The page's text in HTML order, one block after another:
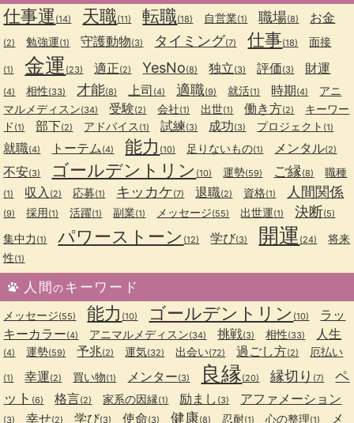
仕事運 (14) 天職(11) 転職(18) 自営業(1) 職場(8) お金
(2) 勉強運(1) 守護動物(3) タイミング(7) 仕事(18) 面接
(1) 金運 (23) 適正(2) YesNo(8) 独立(3) 評価(3) 財運
(4) 相性(33) 才能(8) 上司 (4) 適職(9) 就活(1) 時期(4)
アニ
マルメディスン(34) 受験(2) 会社(1) 出世(1) 働き方(2)
キーワー
ド (1) 部下(2) アドバイス (1) 試練(3) 成功(3) プロジェクト (1)
就職(4) トーテム (4) 能力 (10) 足りないもの(1) メンタル(2)
不安(3) ゴールデントリン (10) 運勢(59) ご縁(8) 職種
(1) 収入 (2) 応募(1) キッカケ(7) 退職(2) 資格(1) 人間関係
(9) 採用(1) 活躍(1) 副業(1) メッセージ(55) 出世運(1) 決断(5)
集中力 (1) パワーストーン (12) 学び(3) 開運 (24)
将来
性(1)
人間のキーワード
メッセージ(55) 能力 (10) ゴールデントリン (10)
ラッ
キーカラー(4) アニマルメディスン(34) 挑戦(3) 相性(33) 人生
(4) 運勢(59) 予兆(2) 運気(32) 出会い(72) 過ごし方(2) 厄払い
(1) 幸運(2) 買い物(1) メンター(3) 良縁(20) 縁切り (7)
ペ
ット (6) 格言(2) 家系の因縁(1) 励まし (3) アファメーション
(3) 幸せ(2) 学び(3) 使命(3) 健康(8) 忍耐(1) 心の整理(1)
メ